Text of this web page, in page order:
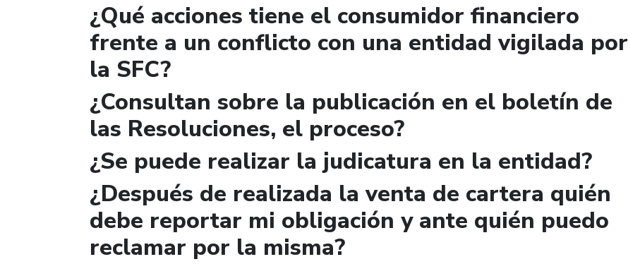
¿Qué acciones tiene el consumidor financiero
frente a un conflicto con una entidad vigilada por
la SFC?
¿Consultan sobre la publicación en el boletín de
las Resoluciones, el proceso?
¿Se puede realizar la judicatura en la entidad?
¿Después de realizada la venta de cartera quién
debe reportar mi obligación y ante quién puedo
reclamar por la misma?